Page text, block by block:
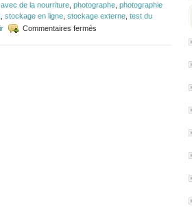
de la nourriture photographe photographie
stockage en ligne stockage externe test du
Commentaires fermés
#48